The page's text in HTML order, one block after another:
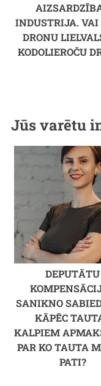
INDUSTRIJA.
DRONU
KODOLIEROČU
Jūs varētu
DEPUTĀTU
SANIKNO
KĀPĒC
KALPIEM
PAR KO TAUTA
PATI?